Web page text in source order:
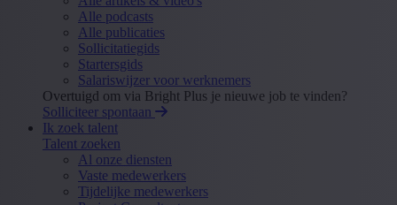
Alle podcasts
Alle publicaties
Sollicitatiegids
Startersgids
Salariswijzer voor werknemers
Overtuigd om via Bright Plus je nieuwe job te vinden?
Solliciteer spontaan
Ik zoek talent
Talent zoeken
Al onze diensten
Vaste medewerkers
Tijdelijke medewerkers